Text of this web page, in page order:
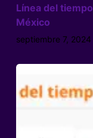
Línea del
México
septiembre 7, 2024